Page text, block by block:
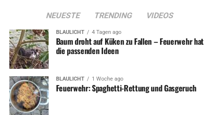
NEUESTE TRENDING VIDEOS
BLAULICHT 4 Tagen ago
Baum droht auf Küken zu Fallen – Feuerwehr hat
die passenden Ideen
BLAULICHT 1 Woche ago
Feuerwehr: Spaghetti-Rettung und Gasgeruch